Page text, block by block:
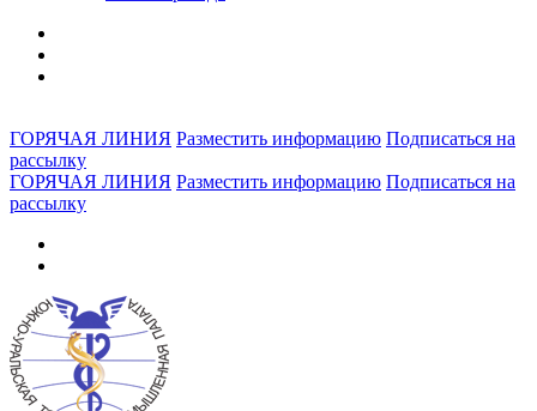
ГОРЯЧАЯ ЛИНИЯ Разместить информацию Подписаться на
рассылку
ГОРЯЧАЯ ЛИНИЯ Разместить информацию Подписаться на
рассылку